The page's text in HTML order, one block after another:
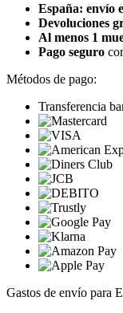
España: envío
Devoluciones
Al menos 1
Pago seguro
Métodos de pago:
Transferencia
Gastos de envío para